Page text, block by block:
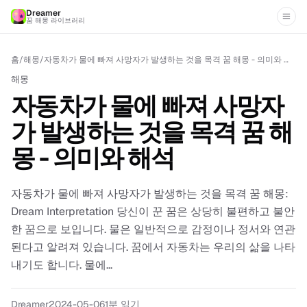
Dreamer
꿈 해몽 라이브러리
홈/해몽/ 자동차가 물에 빠져 사망자가 발생하는 것을 목격 꿈 해몽 - 의미와 해석
해몽
자동차가 물에 빠져 사망자
가 발생하는 것을 목격 꿈 해
몽 - 의미와 해석
자동차가 물에 빠져 사망자가 발생하는 것을 목격 꿈 해몽:
Dream Interpretation 당신이 꾼 꿈은 상당히 불편하고 불안
한 꿈으로 보입니다. 물은 일반적으로 감정이나 정서와 연관
된다고 알려져 있습니다. 꿈에서 자동차는 우리의 삶을 나타
내기도 합니다. 물에...
Dreamer2024-05-061분 읽기